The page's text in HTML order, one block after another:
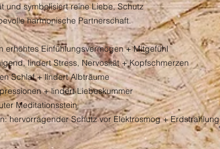
und symbolisiert reine Liebe, Schutz
harmonische Partnerschaft.
erhöhtes Einfühlungsvermögen + Mitgefühl
lindert Stress, Nervosität + Kopfschmerzen
Schlaf + lindert Albträume
+ lindert Liebeskummer
Meditationsstein
hervorragender Schutz vor Elektrosmog + Erdstrahlung